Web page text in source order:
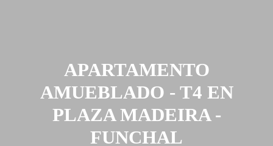
APARTAMENTO
AMUEBLADO - T4 EN
PLAZA MADEIRA -
FUNCHAL